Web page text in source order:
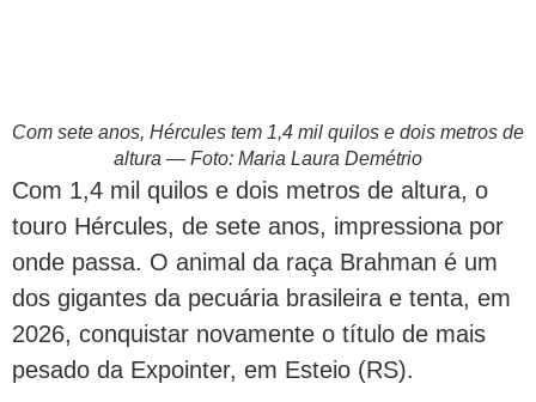
Com sete anos, Hércules tem 1,4 mil quilos e dois metros de
altura — Foto: Maria Laura Demétrio
Com 1,4 mil quilos e dois metros de altura, o
touro Hércules, de sete anos, impressiona por
onde passa. O animal da raça Brahman é um
dos gigantes da pecuária brasileira e tenta, em
2026, conquistar novamente o título de mais
pesado da Expointer, em Esteio (RS).